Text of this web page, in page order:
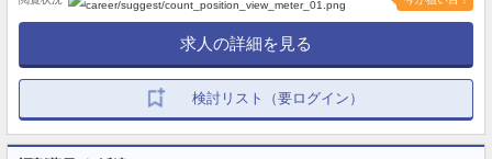
求人の詳細を見る
検討リスト（要ログイン）